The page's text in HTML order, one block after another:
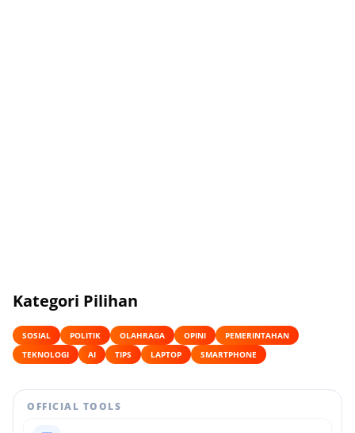
Kategori Pilihan
SOSIAL POLITIK OLAHRAGA OPINI
PEMERINTAHAN
TEKNOLOGI
AI TIPS LAPTOP SMARTPHONE
OFFICIAL TOOLS